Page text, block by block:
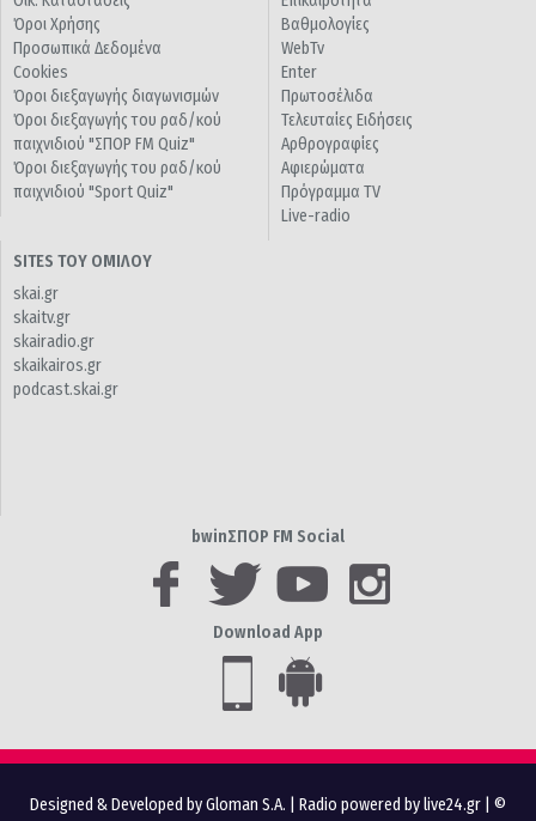
Όροι Χρήσης
Προσωπικά Δεδομένα
Cookies
Όροι διεξαγωγής διαγωνισμών
Όροι διεξαγωγής του ραδ/κού
παιχνιδιού "ΣΠΟΡ FM Quiz"
Όροι διεξαγωγής του ραδ/κού
παιχνιδιού "Sport Quiz"
Βαθμολογίες
WebTv
Enter
Πρωτοσέλιδα
Τελευταίες Ειδήσεις
Αρθρογραφίες
Αφιερώματα
Πρόγραμμα TV
Live-radio
SITES ΤΟΥ ΟΜΙΛΟΥ
skai.gr
skaitv.gr
skairadio.gr
skaikairos.gr
podcast.skai.gr
bwinΣΠΟΡ FM Social
Download App
Designed & Developed by Gloman S.A. Radio powered by live24.gr | ©